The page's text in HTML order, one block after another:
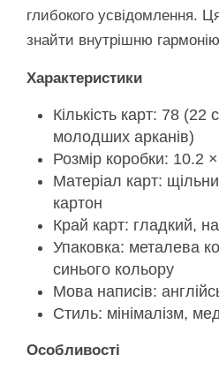
глибокого усвідомлення.
знайти внутрішню
Характеристики
Кількість карт: 78 (22
молодших арканів)
Розмір коробки: 10.2
Матеріал карт:
картон
Край карт: гладкий,
Упаковка: металева
синього кольору
Мова написів:
Стиль: мінімалізм,
Особливості